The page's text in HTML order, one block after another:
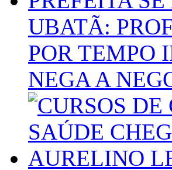
UBATÃ:
POR TEMPO
NEGA A